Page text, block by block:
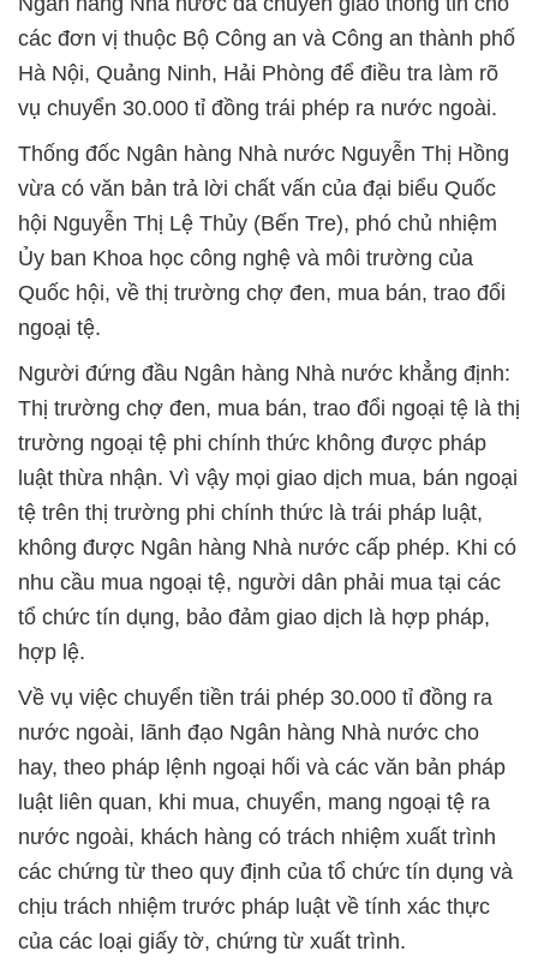
các đơn vị thuộc Bộ Công an và Công an thành phố
Hà Nội, Quảng Ninh, Hải Phòng để điều tra làm rõ
vụ chuyển 30.000 tỉ đồng trái phép ra nước ngoài.
Thống đốc Ngân hàng Nhà nước Nguyễn Thị Hồng
vừa có văn bản trả lời chất vấn của đại biểu Quốc
hội Nguyễn Thị Lệ Thủy (Bến Tre), phó chủ nhiệm
Ủy ban Khoa học công nghệ và môi trường của
Quốc hội, về thị trường chợ đen, mua bán, trao đổi
ngoại tệ.
Người đứng đầu Ngân hàng Nhà nước khẳng định:
Thị trường chợ đen, mua bán, trao đổi ngoại tệ là thị
trường ngoại tệ phi chính thức không được pháp
luật thừa nhận. Vì vậy mọi giao dịch mua, bán ngoại
tệ trên thị trường phi chính thức là trái pháp luật,
không được Ngân hàng Nhà nước cấp phép. Khi có
nhu cầu mua ngoại tệ, người dân phải mua tại các
tổ chức tín dụng, bảo đảm giao dịch là hợp pháp,
hợp lệ.
Về vụ việc chuyển tiền trái phép 30.000 tỉ đồng ra
nước ngoài, lãnh đạo Ngân hàng Nhà nước cho
hay, theo pháp lệnh ngoại hối và các văn bản pháp
luật liên quan, khi mua, chuyển, mang ngoại tệ ra
nước ngoài, khách hàng có trách nhiệm xuất trình
các chứng từ theo quy định của tổ chức tín dụng và
chịu trách nhiệm trước pháp luật về tính xác thực
của các loại giấy tờ, chứng từ xuất trình.